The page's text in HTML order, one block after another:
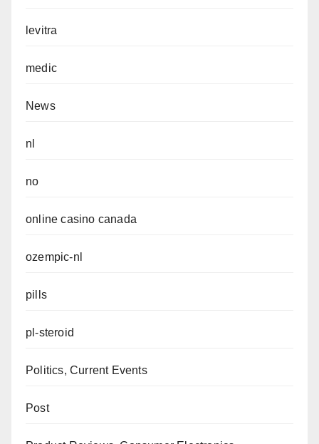
levitra
medic
News
nl
no
online casino canada
ozempic-nl
pills
pl-steroid
Politics, Current Events
Post